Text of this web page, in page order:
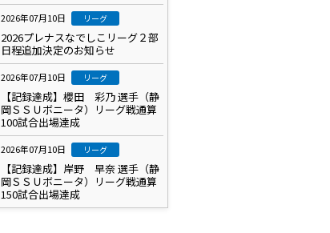
2026年07月10日 リーグ
2026プレナスなでしこリーグ２部
日程追加決定のお知らせ
2026年07月10日 リーグ
【記録達成】櫻田 彩乃 選手（静
岡ＳＳＵボニータ）リーグ戦通算
100試合出場達成
2026年07月10日 リーグ
【記録達成】岸野 早奈 選手（静
岡ＳＳＵボニータ）リーグ戦通算
150試合出場達成